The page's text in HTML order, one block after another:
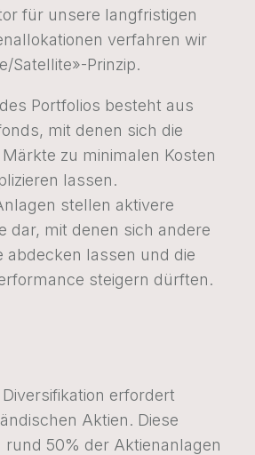
für unsere langfristigen
verfahren wir
Satellite»-Prinzip.
Portfolios besteht aus
mit denen sich die
zu minimalen Kosten
lassen.
stellen aktivere
dar, mit denen sich andere
abdecken lassen und die
steigern dürften.
erfordert
Aktien. Diese
50% der Aktienanlagen